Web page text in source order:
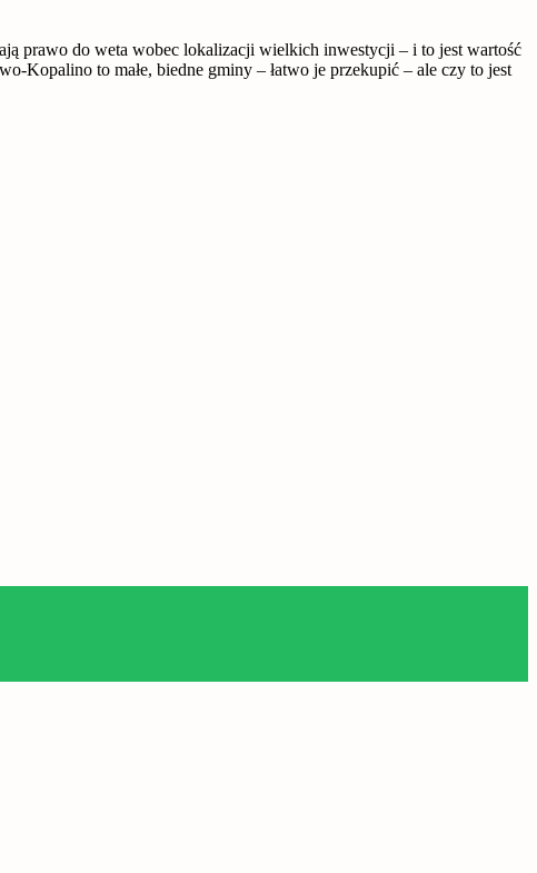
prawo do weta wobec lokalizacji wielkich inwestycji – i to jest wartość
Kopalino to małe, biedne gminy – łatwo je przekupić – ale czy to jest